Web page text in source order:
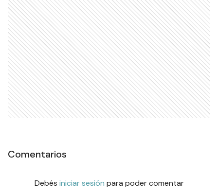
Comentarios
Debés iniciar sesión para poder comentar